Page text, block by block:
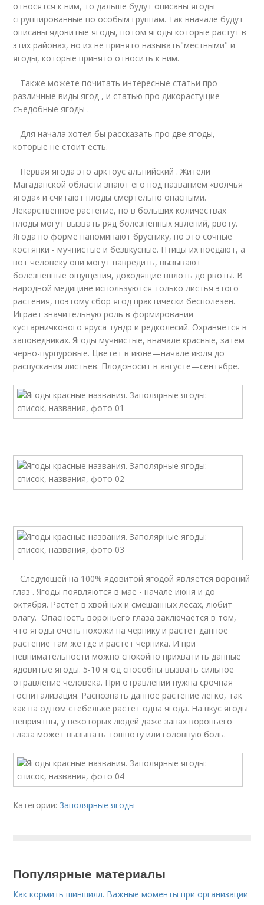
относятся к ним, то дальше будут описаны ягоды
сгруппированные по особым группам. Так вначале будут
описаны ядовитые ягоды, потом ягоды которые растут в
этих районах, но их не принято называть"местными" и
ягоды, которые принято относить к ним.
Также можете почитать интересные статьи про
различные виды ягод , и статью про дикорастущие
съедобные ягоды .
Для начала хотел бы рассказать про две ягоды,
которые не стоит есть.
Первая ягода это арктоус альпийский . Жители
Магаданской области знают его под названием «волчья
ягода» и считают плоды смертельно опасными.
Лекарственное растение, но в больших количествах
плоды могут вызвать ряд болезненных явлений, рвоту.
Ягода по форме напоминают бруснику, но это сочные
костянки - мучнистые и безвкусные. Птицы их поедают, а
вот человеку они могут навредить, вызывают
болезненные ощущения, доходящие вплоть до рвоты. В
народной медицине используются только листья этого
растения, поэтому сбор ягод практически бесполезен.
Играет значительную роль в формировании
кустарничкового яруса тундр и редколесий. Охраняется в
заповедниках. Ягоды мучнистые, вначале красные, затем
черно-пурпуровые. Цветет в июне—начале июля до
распускания листьев. Плодоносит в августе—сентябре.
Следующей на 100% ядовитой ягодой является вороний
глаз . Ягоды появляются в мае - начале июня и до
октября. Растет в хвойных и смешанных лесах, любит
влагу. Опасность вороньего глаза заключается в том,
что ягоды очень похожи на чернику и растет данное
растение там же где и растет черника. И при
невнимательности можно спокойно прихватить данные
ядовитые ягоды. 5-10 ягод способны вызвать сильное
отравление человека. При отравлении нужна срочная
госпитализация. Распознать данное растение легко, так
как на одном стебельке растет одна ягода. На вкус ягоды
неприятны, у некоторых людей даже запах вороньего
глаза может вызывать тошноту или головную боль.
Категории:Заполярные ягоды
Популярные материалы
Как кормить шиншилл. Важные моменты при организации